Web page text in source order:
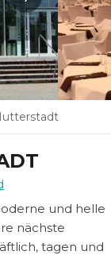
und helle
nächste
tagen und